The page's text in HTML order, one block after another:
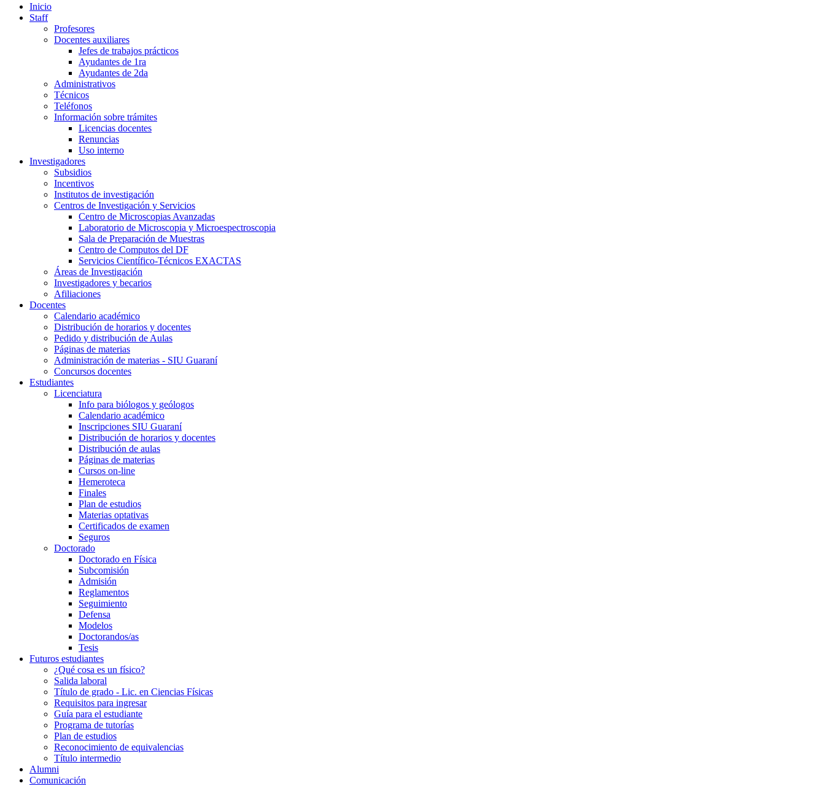
Inicio
Staff
Profesores
Docentes auxiliares
Jefes de trabajos prácticos
Ayudantes de 1ra
Ayudantes de 2da
Administrativos
Técnicos
Teléfonos
Información sobre trámites
Licencias docentes
Renuncias
Uso interno
Investigadores
Subsidios
Incentivos
Institutos de investigación
Centros de Investigación y Servicios
Centro de Microscopias Avanzadas
Laboratorio de Microscopia y Microespectroscopia
Sala de Preparación de Muestras
Centro de Computos del DF
Servicios Científico-Técnicos EXACTAS
Áreas de Investigación
Investigadores y becarios
Afiliaciones
Docentes
Calendario académico
Distribución de horarios y docentes
Pedido y distribución de Aulas
Páginas de materias
Administración de materias - SIU Guaraní
Concursos docentes
Estudiantes
Licenciatura
Info para biólogos y geólogos
Calendario académico
Inscripciones SIU Guaraní
Distribución de horarios y docentes
Distribución de aulas
Páginas de materias
Cursos on-line
Hemeroteca
Finales
Plan de estudios
Materias optativas
Certificados de examen
Seguros
Doctorado
Doctorado en Física
Subcomisión
Admisión
Reglamentos
Seguimiento
Defensa
Modelos
Doctorandos/as
Tesis
Futuros estudiantes
¿Qué cosa es un físico?
Salida laboral
Título de grado - Lic. en Ciencias Físicas
Requisitos para ingresar
Guía para el estudiante
Programa de tutorías
Plan de estudios
Reconocimiento de equivalencias
Título intermedio
Alumni
Comunicación